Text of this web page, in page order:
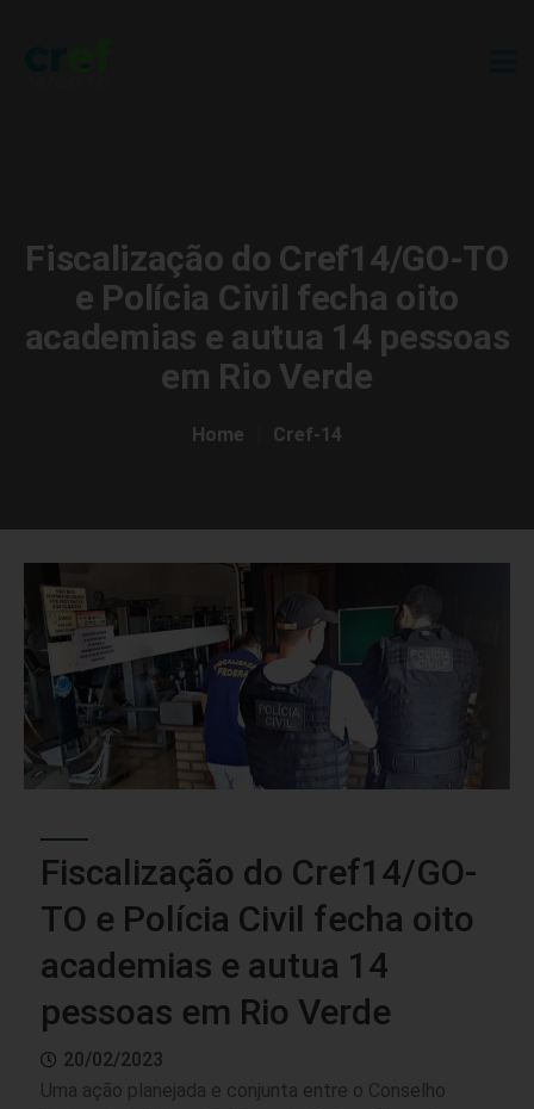
Fiscalização do Cref14/GO-TO
e Polícia Civil fecha oito
academias e autua 14 pessoas
em Rio Verde
Home Cref-14
Fiscalização do Cref14/GO-
TO e Polícia Civil fecha oito
academias e autua 14
pessoas em Rio Verde
20/02/2023
Uma ação planejada e conjunta entre o Conselho